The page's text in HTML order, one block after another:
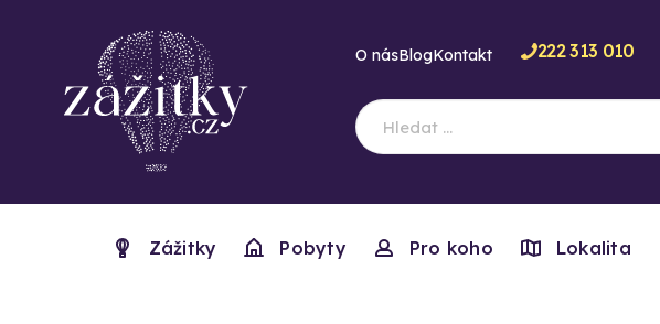
O násBlogKontakt 222 313 010
Zážitky Pobyty Pro koho Lokalita